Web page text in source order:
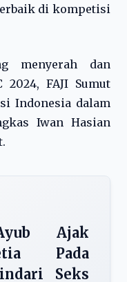
di kompetisi
menyerah dan
FAJI Sumut
Indonesia dalam
Iwan Hasian
Ajak
Pada
Seks